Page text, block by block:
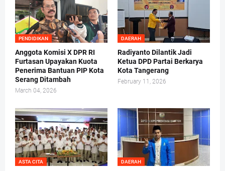
PENDIDIKAN
Anggota Komisi X DPR RI
Furtasan Upayakan Kuota
Penerima Bantuan PIP Kota
Serang Ditambah
March 04, 2026
DAERAH
Radiyanto Dilantik Jadi
Ketua DPD Partai Berkarya
Kota Tangerang
February 11, 2026
ASTA CITA DAERAH